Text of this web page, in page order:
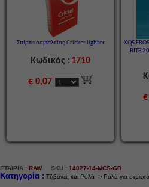
Σπίρτα ασφαλείας Cricket lighter
Κωδικός : 1710
€ 0,07
XQS
BITE
ΕΤΑΙΡΙΑ : RAW SKU : 14027-14-MCS-GR
Κατηγορία : Τζιβάνες και Ρολά > Ρολά για στριφτό